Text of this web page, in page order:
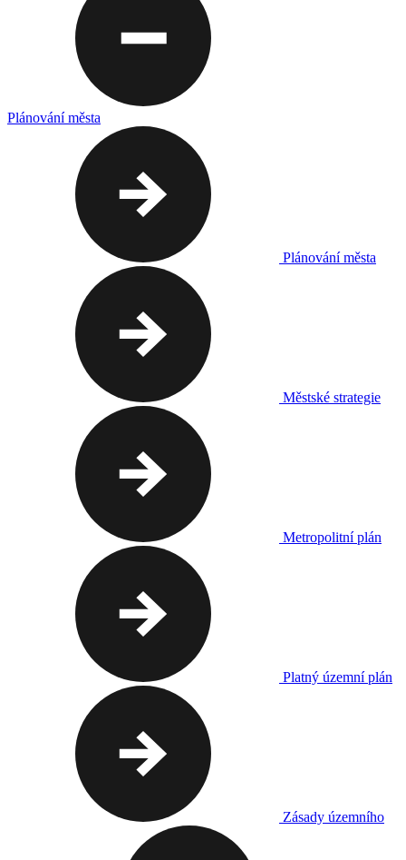
Plánování města
Plánování města
Městské strategie
Metropolitní plán
Platný územní plán
Zásady územního